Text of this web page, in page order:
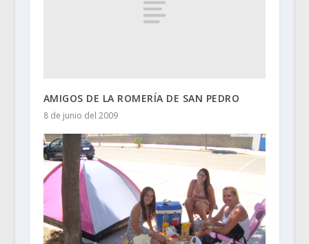
AMIGOS DE LA ROMERÍA DE SAN PEDRO
8 de junio del 2009